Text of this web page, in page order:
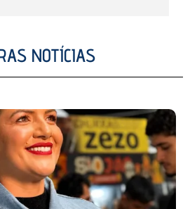
NOTÍCIAS